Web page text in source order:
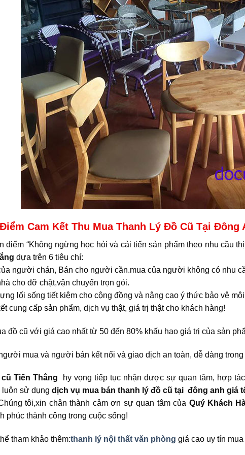
Cam Kết Thu Mua Thanh Lý Đồ Cũ Tại Đông
điểm “Không ngừng học hỏi và cải tiến sản phẩm theo nhu cầu
dựa trên 6 tiêu chí:
người chán, Bán cho người cần.mua của người không có nhu
cho đỡ chật,vận chuyển trọn gói.
lối sống tiết kiệm cho cộng đồng và nâng cao ý thức bảo vệ
cung cấp sản phẩm, dịch vụ thật, giá trị thật cho khách hàng!
đồ cũ với giá cao nhất từ 50 đến 80% khấu hao giá trị của sản
mua và người bán kết nối và giao dịch an toàn, dễ dàng
Tiến Thắng hy vọng tiếp tục nhận được sự quan tâm, hợp
sử dụng dịch vụ mua bán thanh lý đồ cũ tại đông anh giá
chân thành cảm ơn sự quan tâm của Quý Khách
phúc thành công trong cuộc sống!
tham khảo thêm:thanh lý nội thất văn phòng giá cao uy tín